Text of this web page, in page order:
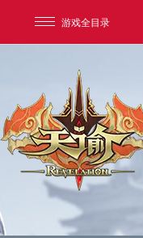
游戏全目录
网易游